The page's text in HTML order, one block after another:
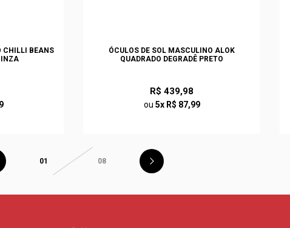
CHILLI BEANS
ÓCULOS DE SOL MASCULINO ALOK
QUADRADO DEGRADÊ PRETO
R$ 439,98
ou 5x R$ 87,99
01 08